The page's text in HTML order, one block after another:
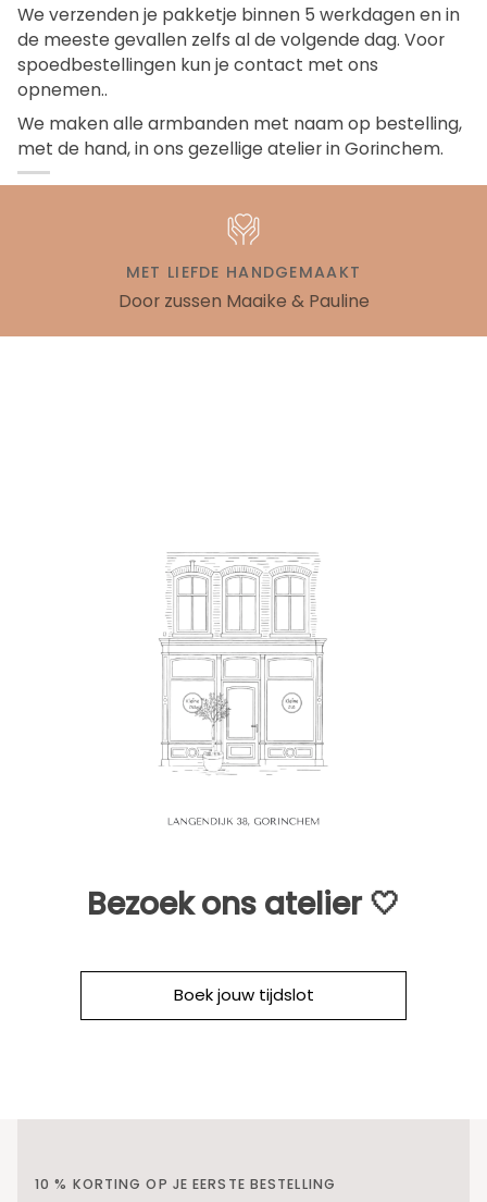
We verzenden je pakketje binnen 5 werkdagen en in
de meeste gevallen zelfs al de volgende dag. Voor
spoedbestellingen kun je contact met ons
opnemen..
We maken alle armbanden met naam op bestelling,
met de hand, in ons gezellige atelier in Gorinchem.
MET LIEFDE HANDGEMAAKT
Door zussen Maaike & Pauline
Bezoek ons atelier 🤍
Boek jouw tijdslot
10 % KORTING OP JE EERSTE BESTELLING